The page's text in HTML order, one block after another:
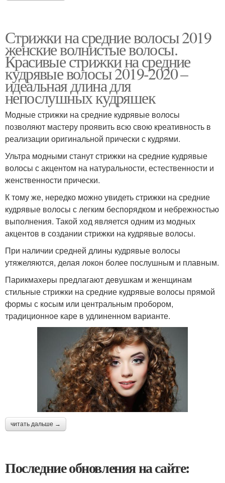
Стрижки на средние волосы 2019
женские волнистые волосы.
Красивые стрижки на средние
кудрявые волосы 2019-2020 –
идеальная длина для
непослушных кудряшек
Модные стрижки на средние кудрявые волосы
позволяют мастеру проявить всю свою креативность в
реализации оригинальной прически с кудрями.
Ультра модными станут стрижки на средние кудрявые
волосы с акцентом на натуральности, естественности и
женственности прически.
К тому же, нередко можно увидеть стрижки на средние
кудрявые волосы с легким беспорядком и небрежностью
выполнения. Такой ход является одним из модных
акцентов в создании стрижки на кудрявые волосы.
При наличии средней длины кудрявые волосы
утяжеляются, делая локон более послушным и плавным.
Парикмахеры предлагают девушкам и женщинам
стильные стрижки на средние кудрявые волосы прямой
формы с косым или центральным пробором,
традиционное каре в удлиненном варианте.
читать дальше →
Последние обновления на сайте: